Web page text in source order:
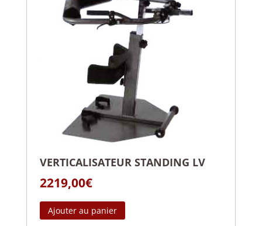
VERTICALISATEUR STANDING LV
2219,00€
Ajouter au panier